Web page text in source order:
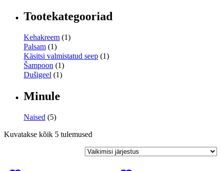
Tootekategooriad
Kehakreem (1)
Palsam (1)
Käsitsi valmistatud seep (1)
Šampoon (1)
Dušigeel (1)
Minule
Naised (5)
Kuvatakse kõik 5 tulemused